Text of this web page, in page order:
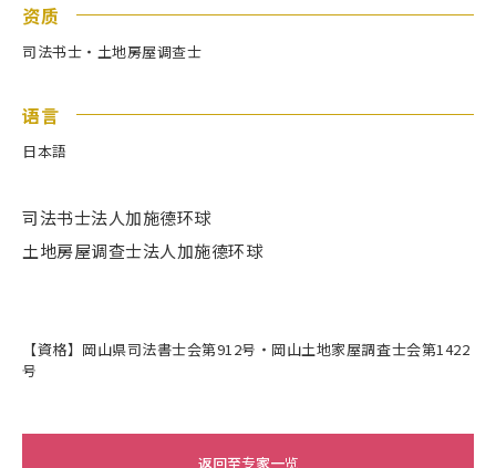
资质
司法书士・土地房屋调查士
语言
日本語
司法书士法人加施德环球
土地房屋调查士法人加施德环球
【資格】岡山県司法書士会第912号・岡山土地家屋調査士会第1422
号
返回至专家一览